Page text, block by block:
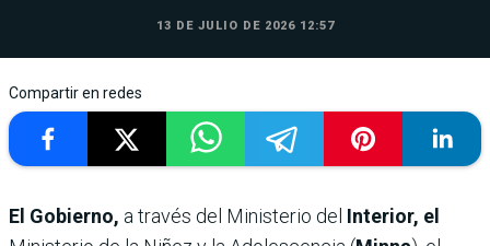
13 DE JULIO DE 2026 12:57
Compartir en redes
El Gobierno, a través del Ministerio del Interior, el